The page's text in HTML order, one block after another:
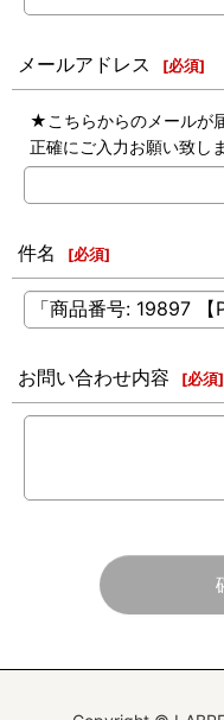
メールアドレス [必須]
★こちらからのメールが
正確にご入力お願い致しま
件名 [必須]
お問い合わせ内容 [必須]